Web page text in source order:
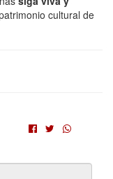
cultural de